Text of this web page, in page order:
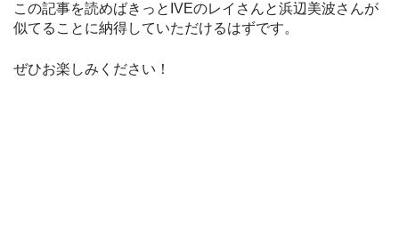
この記事を読めばきっとIVEのレイさんと浜辺美波さんが
似てることに納得していただけるはずです。
ぜひお楽しみください！